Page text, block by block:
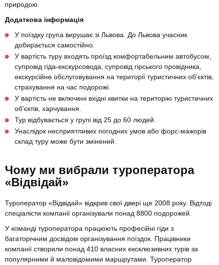
природою.
Додаткова інформація
У поїздку група вирушає зі Львова. До Львова учасник
добирається самостійно.
У вартість туру входять проїзд комфортабельним автобусом,
супровід гіда-екскурсовода, супровід гірського провідника,
екскурсійне обслуговування на території туристичних об’єктів,
страхування на час подорожі.
У вартість не включені вхідні квитки на територію туристичних
об'єктів, харчування.
Тур відбувається у групі від 25 до 60 людей.
Унаслідок несприятливих погодних умов або форс-мажорів
склад туру може бути змінений.
Чому ми вибрали туроператора
«Відвідай»
Туроператор «Відвідай» відкрив свої двері ще 2008 року. Відтоді
спеціалісти компанії організували понад 8800 подорожей.
У команді туроператора працюють професійні гіди з
багаторічним досвідом організування поїздок. Працівники
компанії створили понад 410 власних ексклюзивних турів за
популярними й маловідомими маршрутами. Туроператор